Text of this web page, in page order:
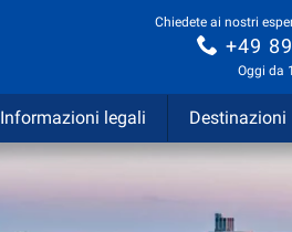
Chiedete ai nostri
+49
Oggi da
Informazioni legali Destinazioni